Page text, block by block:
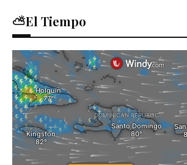
⛅El Tiempo